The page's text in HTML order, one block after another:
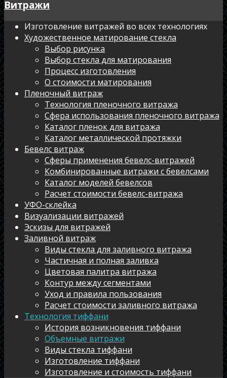
Витражи
Изготовление витражей во всех технологиях
Художественное матирование стекла
Выбор рисунка
Выбор стекла для матирования
Процесс изготовления
О стоимости матирования
Пленочный витраж
Технология пленочного витража
Сфера использования пленочного витража
Каталог пленок для витража
Каталог металлической протяжки
Бевелс витраж
Сферы применения бевелс-витражей
Комбинированные витражи с бевелсами
Каталог моделей бевелсов
Расчет стоимости бевелс-витража
УФО-склейка
Визуализации витражей
Эскизы для витражей
Заливной витраж
Виды стекла для заливного витража
Частичная и полная заливка
Цветовая палитра витража
Контур между сегментами
Уход и правила пользования
Расчет стоимости заливного витража
Технология тиффани
История возникновения тиффани
Объемные витражи
Виды стекла тиффани
Изготовление тиффани
Изготовление и стоимость тиффани